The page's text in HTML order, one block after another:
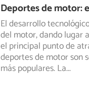
Deportes de motor:
El desarrollo
del motor, dando lugar
el principal punto de
deportes de motor son
más populares. La...